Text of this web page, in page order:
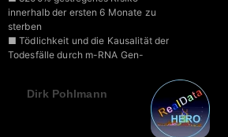
innerhalb der ersten 6 Monate zu
sterben
■ Tödlichkeit und die Kausalität der
Todesfälle durch m-RNA Gen-
Dirk Pohlmann